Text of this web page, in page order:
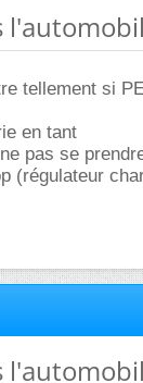
tellement si
en tant
pas se
(régulateur